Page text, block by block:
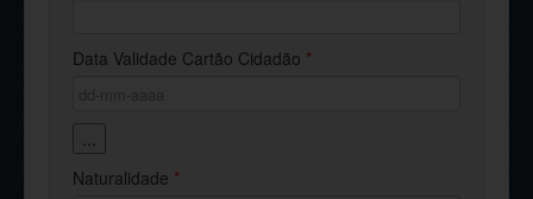
Data Validade Cartão Cidadão *
...
Naturalidade *